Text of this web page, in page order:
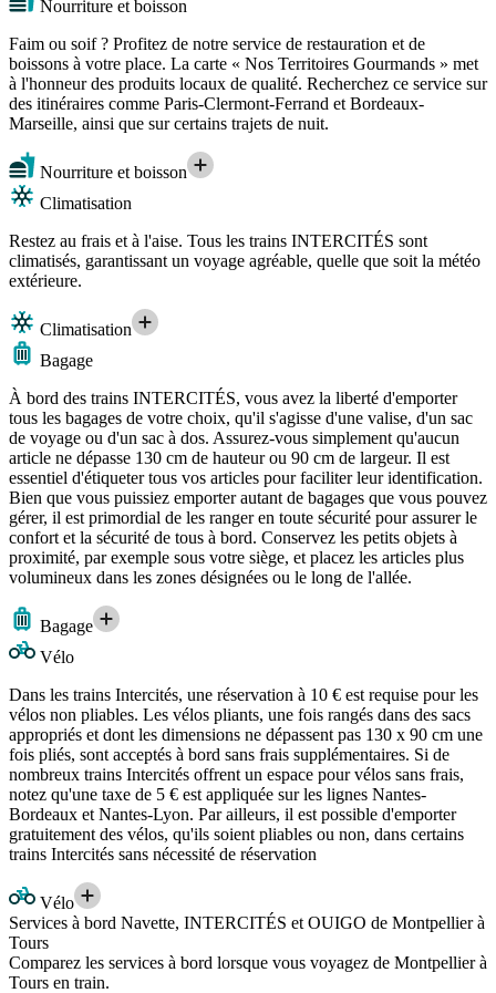
Nourriture et boisson
Faim ou soif ? Profitez de notre service de restauration et de
boissons à votre place. La carte « Nos Territoires Gourmands » met
à l'honneur des produits locaux de qualité. Recherchez ce service sur
des itinéraires comme Paris-Clermont-Ferrand et Bordeaux-
Marseille, ainsi que sur certains trajets de nuit.
Nourriture et boisson
Climatisation
Restez au frais et à l'aise. Tous les trains INTERCITÉS sont
climatisés, garantissant un voyage agréable, quelle que soit la météo
extérieure.
Climatisation
Bagage
À bord des trains INTERCITÉS, vous avez la liberté d'emporter
tous les bagages de votre choix, qu'il s'agisse d'une valise, d'un sac
de voyage ou d'un sac à dos. Assurez-vous simplement qu'aucun
article ne dépasse 130 cm de hauteur ou 90 cm de largeur. Il est
essentiel d'étiqueter tous vos articles pour faciliter leur identification.
Bien que vous puissiez emporter autant de bagages que vous pouvez
gérer, il est primordial de les ranger en toute sécurité pour assurer le
confort et la sécurité de tous à bord. Conservez les petits objets à
proximité, par exemple sous votre siège, et placez les articles plus
volumineux dans les zones désignées ou le long de l'allée.
Bagage
Vélo
Dans les trains Intercités, une réservation à 10 € est requise pour les
vélos non pliables. Les vélos pliants, une fois rangés dans des sacs
appropriés et dont les dimensions ne dépassent pas 130 x 90 cm une
fois pliés, sont acceptés à bord sans frais supplémentaires. Si de
nombreux trains Intercités offrent un espace pour vélos sans frais,
notez qu'une taxe de 5 € est appliquée sur les lignes Nantes-
Bordeaux et Nantes-Lyon. Par ailleurs, il est possible d'emporter
gratuitement des vélos, qu'ils soient pliables ou non, dans certains
trains Intercités sans nécessité de réservation
Vélo
Services à bord Navette, INTERCITÉS et OUIGO de Montpellier à
Tours
Comparez les services à bord lorsque vous voyagez de Montpellier à
Tours en train.